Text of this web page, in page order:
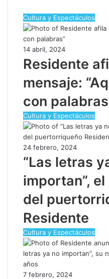
Cultura y Espectáculos
14 abril, 2024
Residente
mensaje:
con
Cultura y Espectáculos
24 febrero, 2024
“Las letras
importan”,
del
Residente
Cultura y Espectáculos
7 febrero, 2024